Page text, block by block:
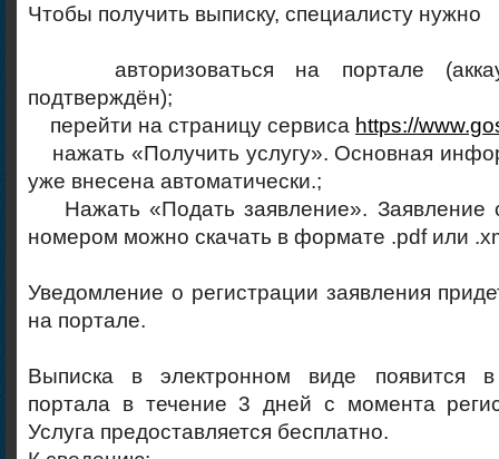
Чтобы получить выписку, специалисту нужно
авторизоваться на портале
подтверждён);
перейти на страницу сервиса https://
нажать «Получить услугу». Основная
уже внесена автоматически.;
Нажать «Подать заявление». Заявление
номером можно скачать в формате .pdf или
Уведомление о регистрации заявления
на портале.
Выписка в электронном виде появится
портала в течение 3 дней с момента
Услуга предоставляется бесплатно.